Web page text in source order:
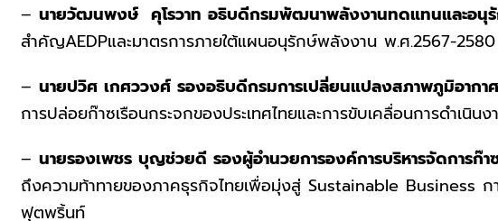
– นายวัฒนพงษ์ คุโรวาท อธิบดีกรมพัฒนาพลังงานทดแทนและอนุ
สำคัญAEDPและมาตรการภายใต้แผนอนุรักษ์พลังงาน พ.ศ.2567-2580
– นายปวิศ เกศววงศ์ รองอธิบดีกรมการเปลี่ยนแปลงสภาพภูมิอากา
การปล่อยก๊าซเรือนกระจกของประเทศไทยและการขับเคลื่อนการดำเนิน
– นายรองเพชร บุญช่วยดี รองผู้อำนวยการองค์การบริหารจัดการก๊า
ถึงความท้าทายของภาคธุรกิจไทยเพื่อมุ่งสู่ Sustainable Business ก
ฟุตพริ้นท์